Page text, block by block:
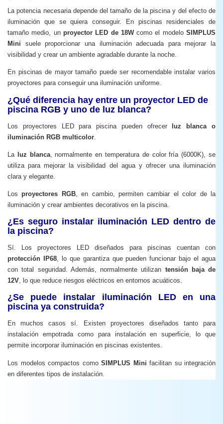
La potencia necesaria depende del tamaño de la piscina y del efecto de
iluminación que se quiera conseguir. En piscinas residenciales de
tamaño medio, un proyector LED de 18Wcomo el modeloSIMPLUS
Mini suele proporcionar una iluminación adecuada para mejorar la
visibilidad y crear un ambiente agradable durante la noche.
En piscinas de mayor tamaño puede ser recomendable instalar varios
proyectores para conseguir una iluminación uniforme.
¿Qué diferencia hay entre un proyector LED de
piscina RGB y uno de luz blanca?
Los proyectores LED para piscina pueden ofrecer luz blanca o
iluminación RGB multicolor
La luz blanca, normalmente en temperatura de color fría (6000K), se
utiliza para mejorar la visibilidad del agua y ofrecer una iluminación
clara y elegante.
Losproyectores RGB, en cambio, permiten cambiar el color de la
iluminación y crear ambientes decorativos en la piscina.
¿Es seguro instalar iluminación LED dentro de
la piscina?
Sí. Los proyectores LED diseñados para piscinas cuentan con
protección IP68, lo que garantiza que pueden funcionar bajo el agua
con total seguridad. Además, normalmente utilizan tensión baja de
12V, lo que reduce riesgos eléctricos en entornos acuáticos.
¿Se puede instalar iluminación LED en una
piscina ya construida?
En muchos casos sí. Existen proyectores diseñados tanto para
instalación empotrada como para instalación en superficie, lo que
permite incorporar iluminación en piscinas existentes.
Los modelos compactos como SIMPLUS Mini facilitan su integración
en diferentes tipos de instalación.